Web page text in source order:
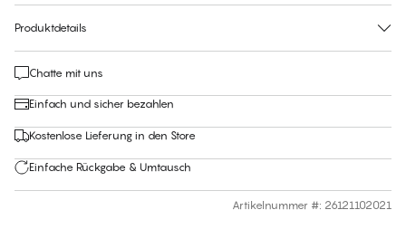
Produktdetails
Chatte mit uns
Einfach und sicher bezahlen
Kostenlose Lieferung in den Store
Einfache Rückgabe & Umtausch
Artikelnummer #: 26121102021